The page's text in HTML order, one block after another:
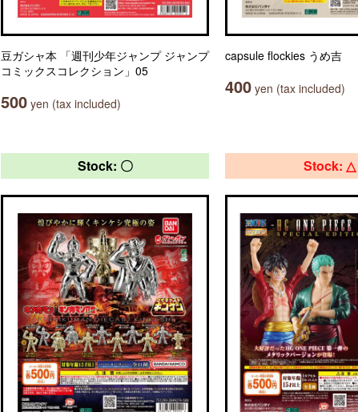
豆ガシャ本 「週刊少年ジャンプ ジャンプ
コミックスコレクション」05
500 yen (tax included)
capsule flockies うめ吉
400 yen (tax included)
Stock: 〇 Stock: △